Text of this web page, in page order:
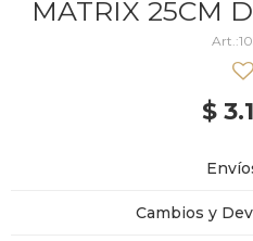
MATRIX 25CM
$
Cambios y